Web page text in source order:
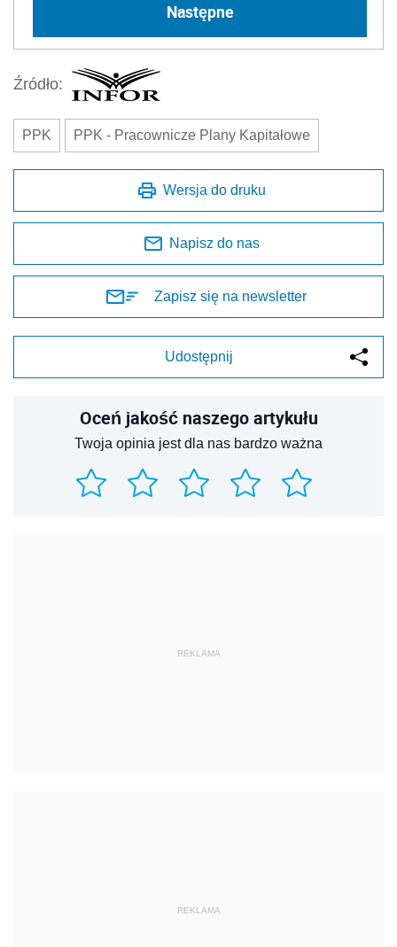
Następne
Źródło:
PPK PPK - Pracownicze Plany Kapitałowe
Wersja do druku
Napisz do nas
Zapisz się na newsletter
Udostępnij
Oceń jakość naszego artykułu
Twoja opinia jest dla nas bardzo ważna
REKLAMA
REKLAMA